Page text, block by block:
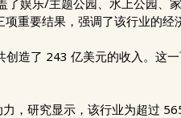
娱乐/主题公园、水上公园、
重要结果，强调了该行业的经
创造了 243 亿美元的收入。这
力，研究显示，该行业为超过